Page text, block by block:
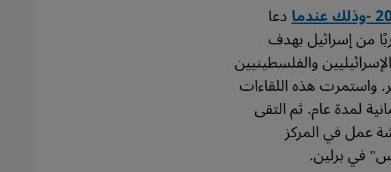
دعا
من إسرائيل بهدف
والفلسطينيين
واستمرت هذه اللقاءات
لمدة عام. ثم التقى
عام 2009 ضمن ورشة عمل في المركز
في برلين.